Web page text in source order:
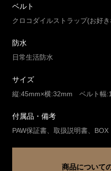
ベルト
クロコダイルストラップ(お好
防水
日常生活防水
サイズ
縦:45mm×横:32mm ベルト幅
付属品・備考
PAW保証書、取扱説明書、BOX
商品について